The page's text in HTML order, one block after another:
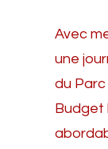
Avec
une
du Parc
Budget